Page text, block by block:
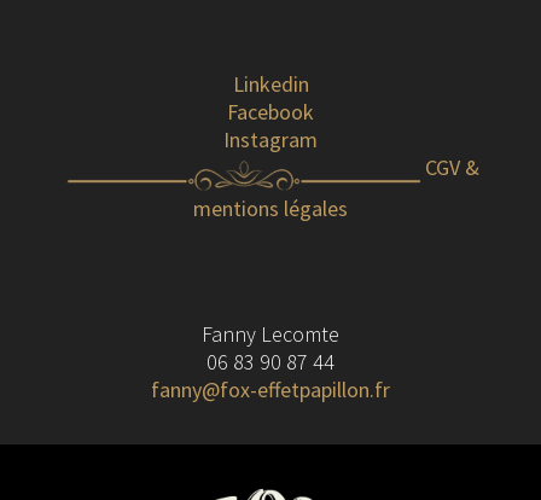
Linkedin
Facebook
Instagram
CGV &
mentions légales
Fanny Lecomte
06 83 90 87 44
fanny@fox-effetpapillon.fr